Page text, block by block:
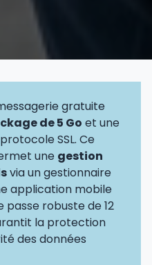
gratuite
de 5 Go et une
SSL. Ce
une gestion
via un gestionnaire
application mobile
passe robuste de 12
la protection
des données